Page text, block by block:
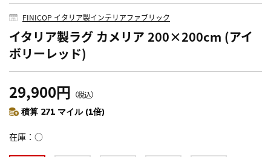
FINICOP イタリア製インテリアファブリック
イタリア製ラグ カメリア 200×200cm (アイ
ボリーレッド)
29,900円 （税込）
積算 271 マイル (1倍)
在庫 ○